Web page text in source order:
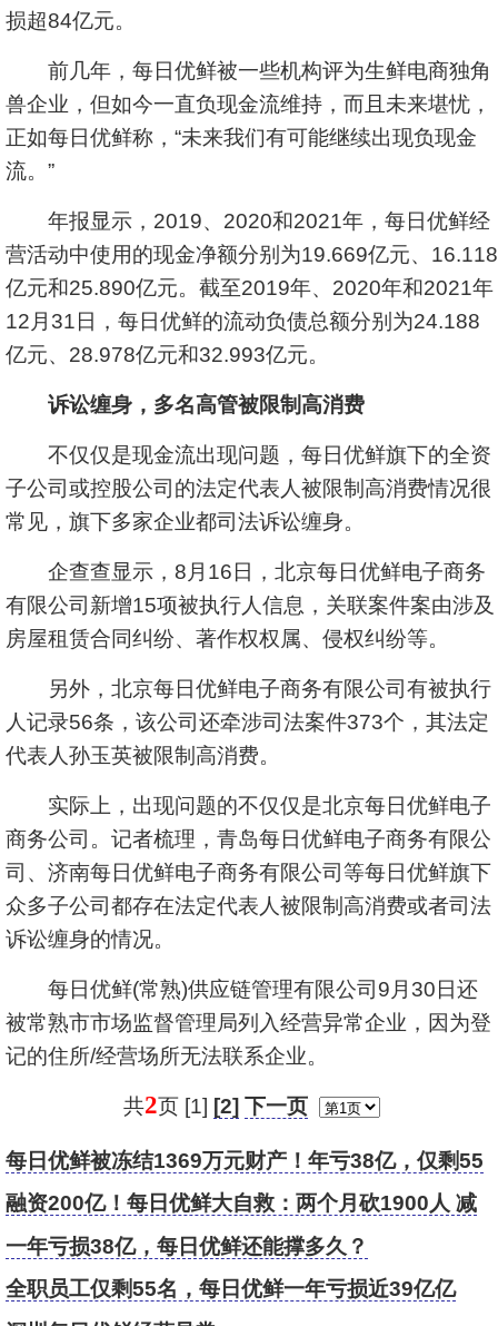
损超84亿元。
前几年，每日优鲜被一些机构评为生鲜电商独角
兽企业，但如今一直负现金流维持，而且未来堪忧，
正如每日优鲜称，“未来我们有可能继续出现负现金
流。”
年报显示，2019、2020和2021年，每日优鲜经
营活动中使用的现金净额分别为19.669亿元、16.118
亿元和25.890亿元。截至2019年、2020年和2021年
12月31日，每日优鲜的流动负债总额分别为24.188
亿元、28.978亿元和32.993亿元。
诉讼缠身，多名高管被限制高消费
不仅仅是现金流出现问题，每日优鲜旗下的全资
子公司或控股公司的法定代表人被限制高消费情况很
常见，旗下多家企业都司法诉讼缠身。
企查查显示，8月16日，北京每日优鲜电子商务
有限公司新增15项被执行人信息，关联案件案由涉及
房屋租赁合同纠纷、著作权权属、侵权纠纷等。
另外，北京每日优鲜电子商务有限公司有被执行
人记录56条，该公司还牵涉司法案件373个，其法定
代表人孙玉英被限制高消费。
实际上，出现问题的不仅仅是北京每日优鲜电子
商务公司。记者梳理，青岛每日优鲜电子商务有限公
司、济南每日优鲜电子商务有限公司等每日优鲜旗下
众多子公司都存在法定代表人被限制高消费或者司法
诉讼缠身的情况。
每日优鲜(常熟)供应链管理有限公司9月30日还
被常熟市市场监督管理局列入经营异常企业，因为登
记的住所/经营场所无法联系企业。
共2页 [1] [2] 下一页
每日优鲜被冻结1369万元财产！年亏38亿，仅剩55
名员工
融资200亿！每日优鲜大自救：两个月砍1900人 减
员97%
一年亏损38亿，每日优鲜还能撑多久？
全职员工仅剩55名，每日优鲜一年亏损近39亿亿